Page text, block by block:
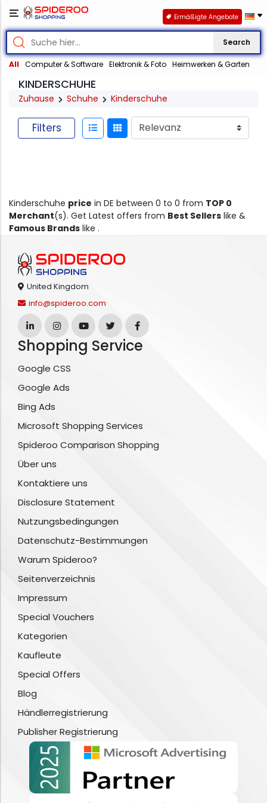
Search
All Computer & Software Elektronik & Foto Heimwerken & Garten
Ermäßigte Angebote
KINDERSCHUHE
Zuhause Schuhe Kinderschuhe
Filters
Kinderschuhe price in DE between 0 to 0 from TOP 0
Merchant(s). Get Latest offers from Best Sellers like &
Famous Brands like .
United Kingdom
info@spideroo.com
Shopping Service
Google CSS
Google Ads
Bing Ads
Microsoft Shopping Services
Spideroo Comparison Shopping
Über uns
Kontaktiere uns
Disclosure Statement
Nutzungsbedingungen
Datenschutz-Bestimmungen
Warum Spideroo?
Seitenverzeichnis
Impressum
Special Vouchers
Kategorien
Kaufleute
Special Offers
Blog
Händlerregistrierung
Publisher Registrierung